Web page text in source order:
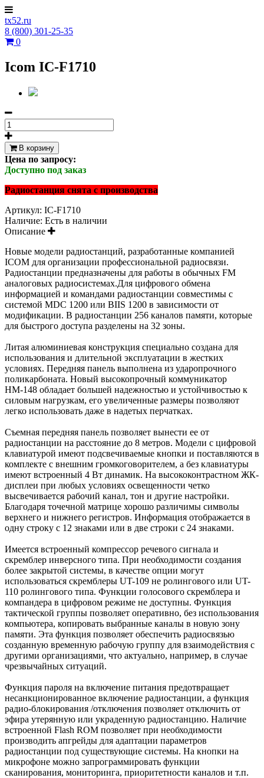
tx52.ru
8 (800) 301-25-35
0
Icom IC-F1710
В корзину
Цена по запросу:
Доступно под заказ
Радиостанция снята с производства
Артикул: IC-F1710
Наличие: Есть в наличии
Описание
Новые модели радиостанций, разработанные компанией
ICOM для организации профессиональной радиосвязи.
Радиостанции предназначены для работы в обычных FM
аналоговых радиосистемах.Для цифрового обмена
информацией и командами радиостанции совместимы с
системой MDC 1200 или BIIS 1200 в зависимости от
модификации. В радиостанции 256 каналов памяти, которые
для быстрого доступа разделены на 32 зоны.
Литая алюминиевая конструкция специально создана для
использования и длительной эксплуатации в жестких
условиях. Передняя панель выполнена из ударопрочного
поликарбоната. Новый высокопрочный коммуникатор
НМ-148 обладает большей надежностью и устойчивостью к
силовым нагрузкам, его увеличенные размеры позволяют
легко использовать даже в надетых перчатках.
Съемная передняя панель позволяет вынести ее от
радиостанции на расстояние до 8 метров. Модели с цифровой
клавиатурой имеют подсвечиваемые кнопки и поставляются в
комплекте с внешним громкоговорителем, а без клавиатуры
имеют встроенный 4 Вт динамик. На высококонтрастном ЖК-
дисплеи при любых условиях освещенности четко
высвечивается рабочий канал, тон и другие настройки.
Благодаря точечной матрице хорошо различимы символы
верхнего и нижнего регистров. Информация отображается в
одну строку с 12 знаками или в две строки с 24 знаками.
Имеется встроенный компрессор речевого сигнала и
скремблер инверсного типа. При необходимости создания
более закрытой системы, в качестве опции могут
использоваться скремблеры UT-109 не ролингового или UT-
110 ролингового типа. Функции голосового скремблера и
компандера в цифровом режиме не доступны. Функция
тактической группы позволяет оперативно, без использования
компьютера, копировать выбранные каналы в новую зону
памяти. Эта функция позволяет обеспечить радиосвязью
созданную временную рабочую группу для взаимодействия с
другими организациями, что актуально, например, в случае
чрезвычайных ситуаций.
Функция пароля на включение питания предотвращает
несанкционированное включение радиостанции, а функция
радио-блокирования /отключения позволяет отключить от
эфира утерянную или украденную радиостанцию. Наличие
встроенной Flash ROM позволяет при необходимости
производить апгрейды для адаптации параметров
радиостанции под существующие системы. На кнопки на
микрофоне можно запрограммировать функции
сканирования, мониторинга, приоритетности каналов и т.п.